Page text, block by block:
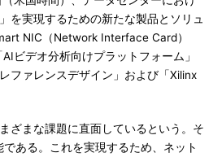
を実現するための新たな製品とソリュ
NIC（Network Interface Card）
ビデオ分析向けプラットフォーム」
ファレンスデザイン」および「Xilinx
ざまな課題に直面しているという。そ
ある。これを実現するため、ネット